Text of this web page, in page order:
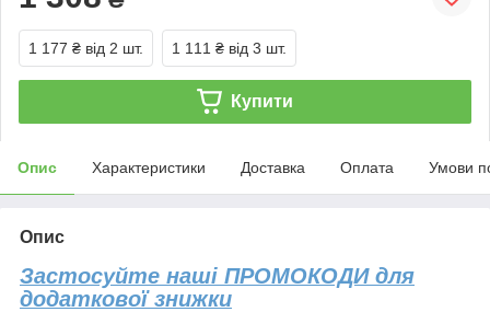
1 177 ₴ від 2 шт. 1 111 ₴ від 3 шт.
Купити
Опис Характеристики Доставка Оплата Умови
Опис
Застосуйте наші ПРОМОКОДИ для
додаткової знижки